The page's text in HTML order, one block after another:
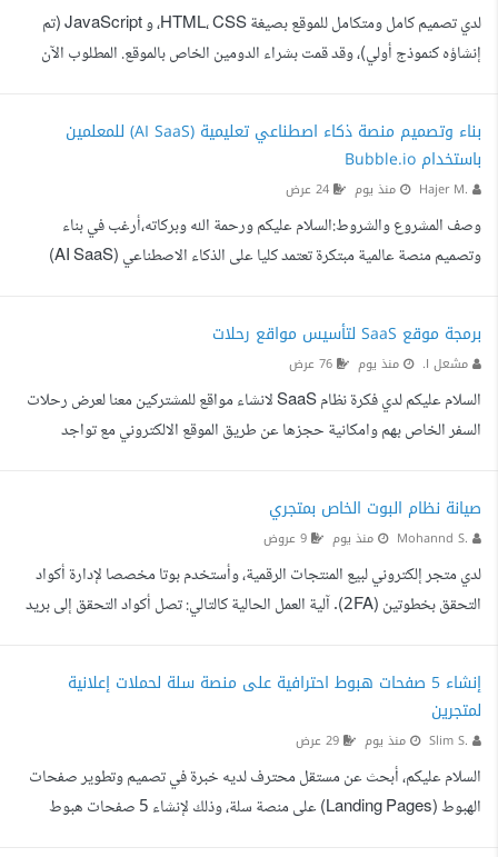
للتواصل والاستفسارات. تحسين سرعة وأداء الموقع. إعداد...
لدي تصميم كامل ومتكامل للموقع بصيغة HTML، CSS، و JavaScript (تم
إنشاؤه كنموذج أولي)، وقد قمت بشراء الدومين الخاص بالموقع. المطلوب الآن
ومنظم (يفضل باستخدام React/Next.js لضمان السرعة العالية وتحسين
محركات البحث). لوحة تحكم مخصصة وسهلة الاستخدام: بناء نظام خلفي
(Backend) ولوحة تحكم (Dashboard) تتيح لم...
بناء وتصميم منصة ذكاء اصطناعي تعليمية (AI SaaS) للمعلمين
باستخدام Bubble.io
Hajer M. منذ يوم
وصف المشروع والشروط:السلام عليكم ورحمة الله وبركاته،أرغب في بناء
وتصميم منصة عالمية مبتكرة تعتمد كليا على الذكاء الاصطناعي (AI SaaS)
سيناريوهات الشرح التفاعلية، وتوليد أوراق العمل والألعاب التعليمية في ثوان
Bubble.io مع الاعتماد على تصميم عصر...
برمجة موقع SaaS لتأسيس مواقع رحلات
مشعل ا. منذ يوم
السلام عليكم لدي فكرة نظام SaaS لانشاء مواقع للمشتركين معنا لعرض رحلات
السفر الخاص بهم وامكانية حجزها عن طريق الموقع الالكتروني مع تواجد
والمزايا سوف يتم مشاركة واجهات المستخدم مع المبرمج بعد رؤية اعمال
Dashboard): إدارة العروض: إمكانية إضافة وتع...
صيانة نظام البوت الخاص بمتجري
Mohannd S. منذ يوم
لدي متجر إلكتروني لبيع المنتجات الرقمية، وأستخدم بوتا مخصصا لإدارة أكواد
التحقق بخطوتين (2FA). آلية العمل الحالية كالتالي: تصل أكواد التحقق إلى بريد
والحصول على رمز التحقق مباشرة. المشكلة التي ظهرت مؤخرا هي أن البوت
أصبح في بعض الحالات لا يجلب رموز التحقق من البريد الإلكتروني، رغم وصول
الرسائل إلى البريد بن...
إنشاء 5 صفحات هبوط احترافية على منصة سلة لحملات إعلانية
لمتجرين
Slim S. منذ يوم
السلام عليكم، أبحث عن مستقل محترف لديه خبرة في تصميم وتطوير صفحات
الهبوط (Landing Pages) على منصة سلة، وذلك لإنشاء 5 صفحات هبوط